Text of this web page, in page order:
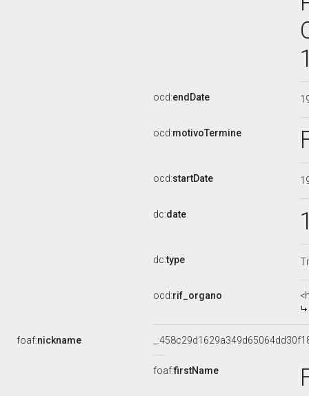
ocd:endDate
ocd:motivoTermine
ocd:startDate
dc:date
dc:type
ocd:rif_organo
foaf:nickname
foaf:firstName